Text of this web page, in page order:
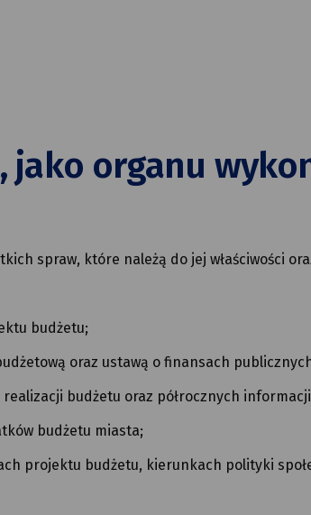
jako organu
spraw, które należą do jej właściwości
budżetu;
oraz ustawą o finansach
budżetu oraz półrocznych
budżetu miasta;
projektu budżetu, kierunkach polityki